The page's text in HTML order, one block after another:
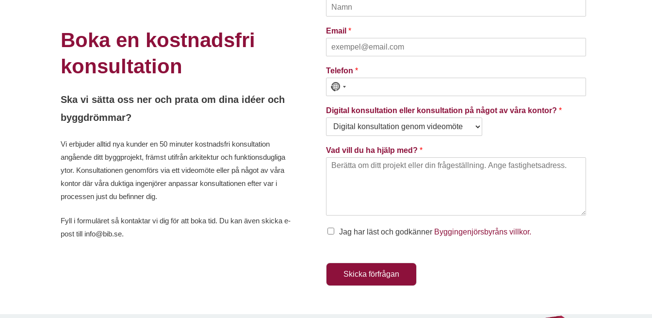
Boka en kostnadsfri
konsultation
Ska vi sätta oss ner och prata om dina idéer och
byggdrömmar?
Vi erbjuder alltid nya kunder en 50 minuter kostnadsfri konsultation
angående ditt byggprojekt, främst utifrån arkitektur och funktionsdugliga
ytor. Konsultationen genomförs via ett videomöte eller på något av våra
kontor där våra duktiga ingenjörer anpassar konsultationen efter var i
processen just du befinner dig.
Fyll i formuläret så kontaktar vi dig för att boka tid. Du kan även skicka e-
post till info@bib.se.
Email *
Telefon *
N
c
o
n
t
e
Digital konsultation eller konsultation på något av våra kontor? *
Vad vill du ha hjälp med? *
Jag har läst och godkänner Byggingenjörsbyråns villkor.
Skicka förfrågan